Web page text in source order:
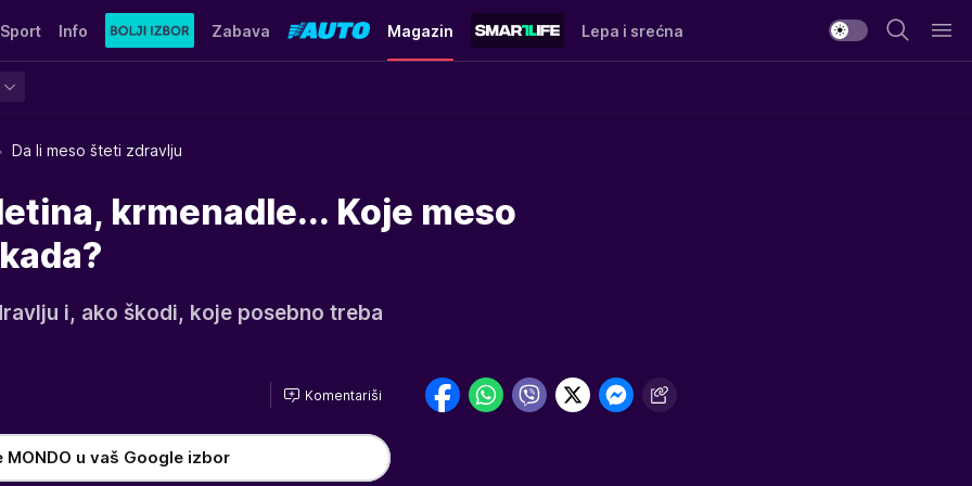
Sport Info Zabava Magazin Lepa i srećna
Da li meso šteti zdravlju
krmenadle... Koje meso
i, ako škodi, koje posebno treba
Komentariši
MONDO u vaš Google izbor